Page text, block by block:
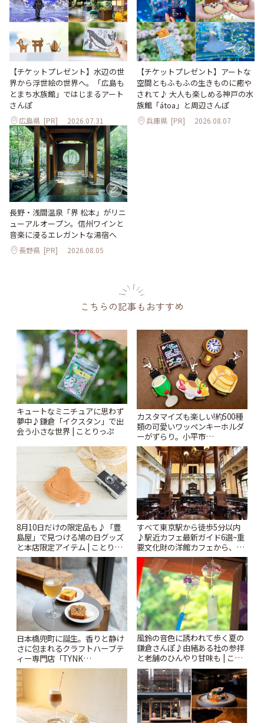
【チケットプレゼント】水辺の世
界から浮世絵の世界へ。「広島も
とまち水族館」ではじまるアート
さんぽ
広島県 [PR] 2026.07.31
【チケットプレゼント】アートな
空間ともふもふの生きものに癒や
されて♪ 大人も楽しめる神戸の水
族館「átoa」と周辺さんぽ
兵庫県 [PR] 2026.08.07
長野・浅間温泉「界 松本」がリニ
ューアルオープン。信州ワインと
音楽に浸るエレガントな湯宿へ
長野県 [PR] 2026.08.05
こちらの記事もおすすめ
キュートなミニチュアに思わず
夢中♪鎌倉「イクスタン」で出
会う小さな世界 | ことりっぷ
カスタマイズも楽しい!約500種
類の可愛いワッペンキーホルダ
ーがずらり。小平市
「Kimamaya T&K」 | ことりっ
ぷ
8月10日だけの限定品も♪「豊
島屋」で見つける鳩の日グッズ
と本店限定アイテム | ことりっ
ぷ
すべて東京駅から徒歩5分以内
♪駅近カフェ最新ガイド6選~重
要文化財の洋館カフェから、改
札すぐのレトロ喫茶まで~ | こと
りっぷ
日本橋兜町に誕生。香りと静け
さに包まれるクラフトハーブテ
ィー専門店「TYNK
Kabutocho」 | ことりっぷ
風鈴の音色に誘われて歩く夏の
鎌倉さんぽ♪由緒ある社の参拝
と老舗のひんやり甘味も | こと
りっぷ